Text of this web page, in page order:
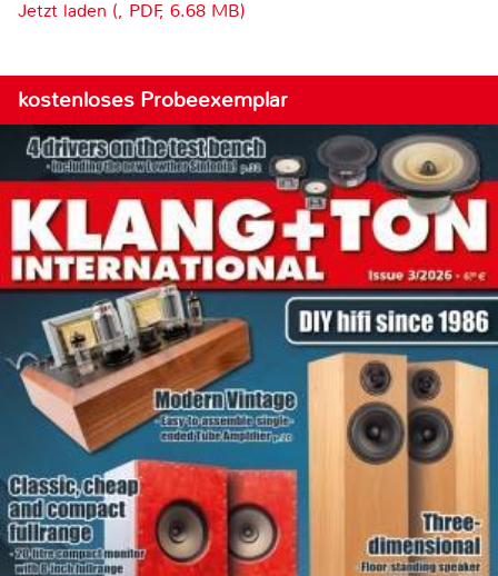
Jetzt laden (, PDF, 6.68 MB)
kostenloses Probeexemplar